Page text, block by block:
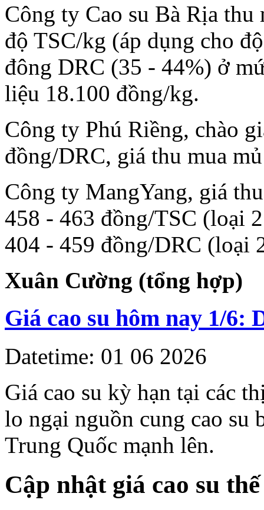
Công ty Cao su Bà Rịa
độ TSC/kg (áp dụng cho
đông DRC (35 - 44%) ở
liệu 18.100 đồng/kg.
Công ty Phú Riềng, chào
đồng/DRC, giá thu mua
Công ty MangYang, giá
458 - 463 đồng/TSC (loại
404 - 459 đồng/DRC (loại
Xuân Cường (tổng hợp)
Giá cao su hôm nay 1/6:
Datetime: 01 06 2026
Giá cao su kỳ hạn tại các
lo ngại nguồn cung cao su
Trung Quốc mạnh lên.
Cập nhật giá cao su